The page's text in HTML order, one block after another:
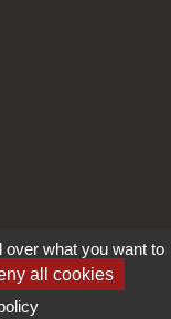
what you want to
all cookies